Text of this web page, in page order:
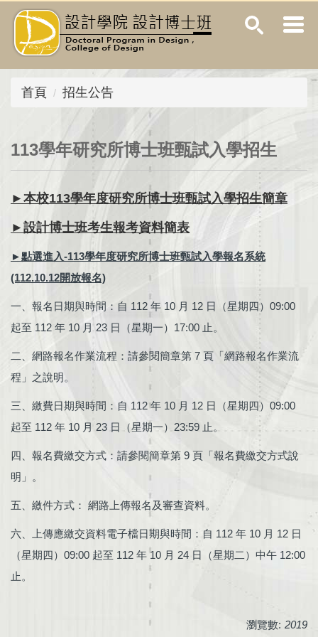
跳
主
要
首頁 招生公告
113學年研究所博士班甄試入學招生
► 本校113學年度研究所博士班甄試入學招生簡章
► 設計博士班考生報考資料簡表
►點選進入-113學年度研究所博士班甄試入學報名系統
(112.10.12開放報名)
一、報名日期與時間：自 112 年 10 月 12 日（星期四）09:00
起至 112 年 10 月 23 日（星期一）17:00 止。
二、網路報名作業流程：請參閱簡章第 7 頁「網路報名作業流
程」之說明。
三、繳費日期與時間：自 112 年 10 月 12 日（星期四）09:00
起至 112 年 10 月 23 日（星期一）23:59 止。
四、報名費繳交方式：請參閱簡章第 9 頁「報名費繳交方式說
明」。
五、繳件方式： 網路上傳報名及審查資料。
六、上傳應繳交資料電子檔日期與時間：自 112 年 10 月 12 日
（星期四）09:00 起至 112 年 10 月 24 日（星期二）中午 12:00
止。
瀏覽數: 2019